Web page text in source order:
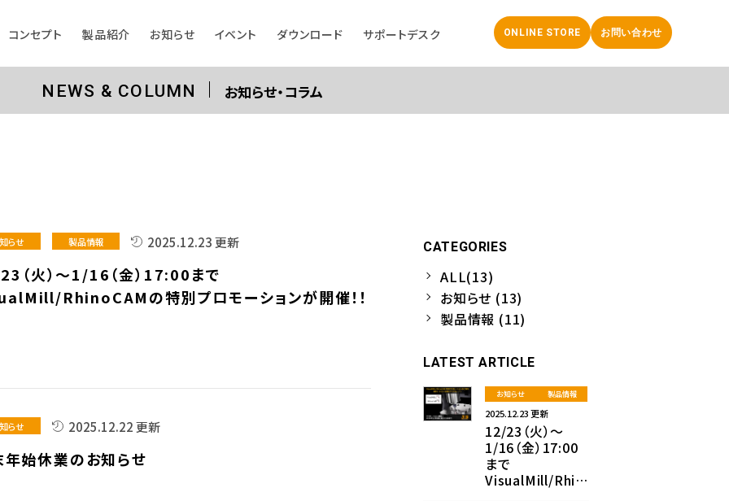
ONLINE STORE お問い合わせ
コンセプト 製品紹介 お知らせ イベント ダウンロード サポートデスク
NEWS & COLUMN お知らせ・コラム
らせ 製品情報 2025.12.23 更新
（火）～1/16（金）17:00まで
RhinoCAMの特別プロモーションが開催！！
らせ 2025.12.22 更新
年始休業のお知らせ
CATEGORIES
ALL(13)
お知らせ (13)
製品情報 (11)
LATEST ARTICLE
お知らせ 製品情報
2025.12.23 更新
12/23（火）～
1/16（金）17:00
まで
VisualMill/Rhin